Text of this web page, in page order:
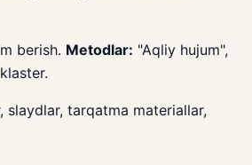
berish. Metodlar: "Aqliy hujum",
slaydlar, tarqatma materiallar,